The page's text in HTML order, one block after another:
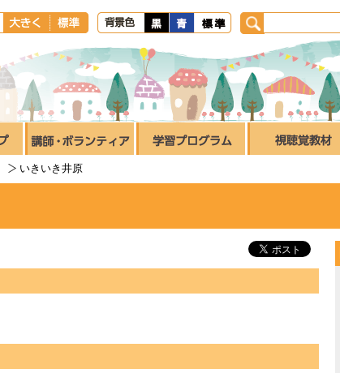
いきいき井原